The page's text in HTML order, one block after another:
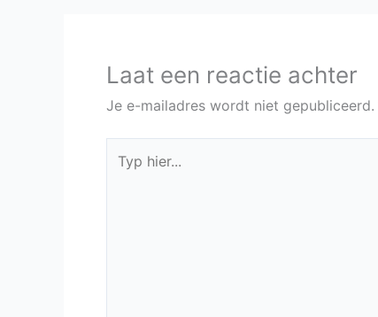
Laat een reactie achter
Je e-mailadres wordt niet gepubliceerd.
hier...